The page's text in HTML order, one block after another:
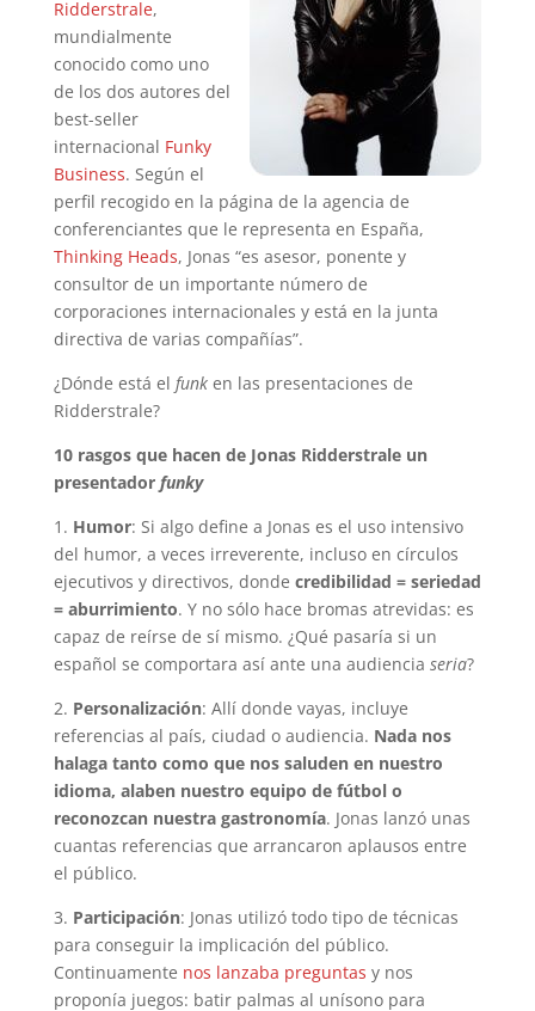
Ridderstrale,
mundialmente
conocido como uno
de los dos autores del
best-seller
internacional Funky
Business. Según el
perfil recogido en la página de la agencia de
conferenciantes que le representa en España,
Thinking Heads, Jonas “es asesor, ponente y
consultor de un importante número de
corporaciones internacionales y está en la junta
directiva de varias compañías”.
¿Dónde está el funken las presentaciones de
Ridderstrale?
10 rasgos que hacen de Jonas Ridderstrale un
presentador funky
1. Humor: Si algo define a Jonas es el uso intensivo
del humor, a veces irreverente, incluso en círculos
ejecutivos y directivos, donde credibilidad = seriedad
= aburrimiento. Y no sólo hace bromas atrevidas: es
capaz de reírse de sí mismo. ¿Qué pasaría si un
español se comportara así ante una audiencia seria?
2. Personalización: Allí donde vayas, incluye
referencias al país, ciudad o audiencia. Nada nos
halaga tanto como que nos saluden en nuestro
idioma, alaben nuestro equipo de fútbol o
reconozcan nuestra gastronomía. Jonas lanzó unas
cuantas referencias que arrancaron aplausos entre
el público.
3. Participación: Jonas utilizó todo tipo de técnicas
para conseguir la implicación del público.
Continuamente nos lanzaba preguntas y nos
proponía juegos: batir palmas al unísono para